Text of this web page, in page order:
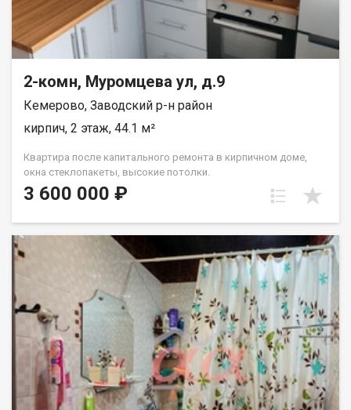
2-комн, Муромцева ул, д.9
Кемерово, Заводский р-н район
кирпич, 2 этаж, 44.1 м²
Квартира после капитального ремонта в кирпичном доме,
окна стеклопакеты, высокие потолки.
3 600 000 ₽